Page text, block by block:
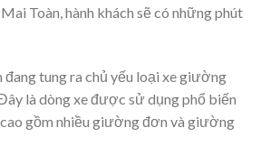
Toàn, hành khách sẽ có những phút
đang tung ra chủ yếu loại xe giường
là dòng xe được sử dụng phổ biến
gồm nhiều giường đơn và giường